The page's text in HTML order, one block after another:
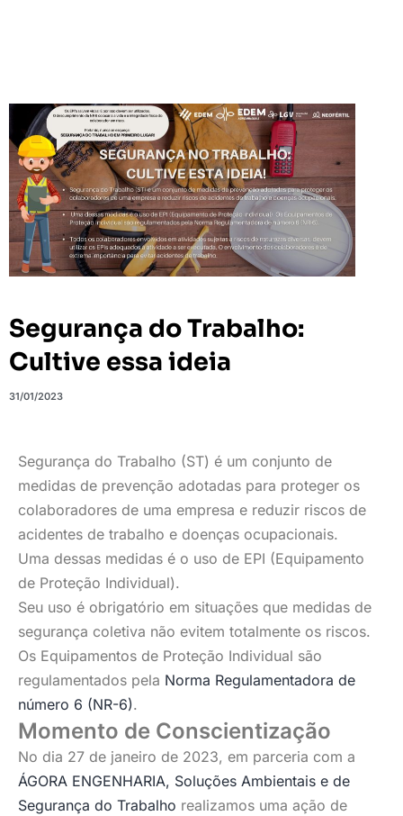
Segurança do Trabalho:
Cultive essa ideia
31/01/2023
Segurança do Trabalho (ST) é um conjunto de
medidas de prevenção adotadas para proteger os
colaboradores de uma empresa e reduzir riscos de
acidentes de trabalho e doenças ocupacionais.
Uma dessas medidas é o uso de EPI (Equipamento
de Proteção Individual).
Seu uso é obrigatório em situações que medidas de
segurança coletiva não evitem totalmente os riscos.
Os Equipamentos de Proteção Individual são
regulamentados pela Norma Regulamentadora de
número 6 (NR-6).
Momento de Conscientização
No dia 27 de janeiro de 2023, em parceria com a
ÁGORA ENGENHARIA, Soluções Ambientais e de
Segurança do Trabalho realizamos uma ação de